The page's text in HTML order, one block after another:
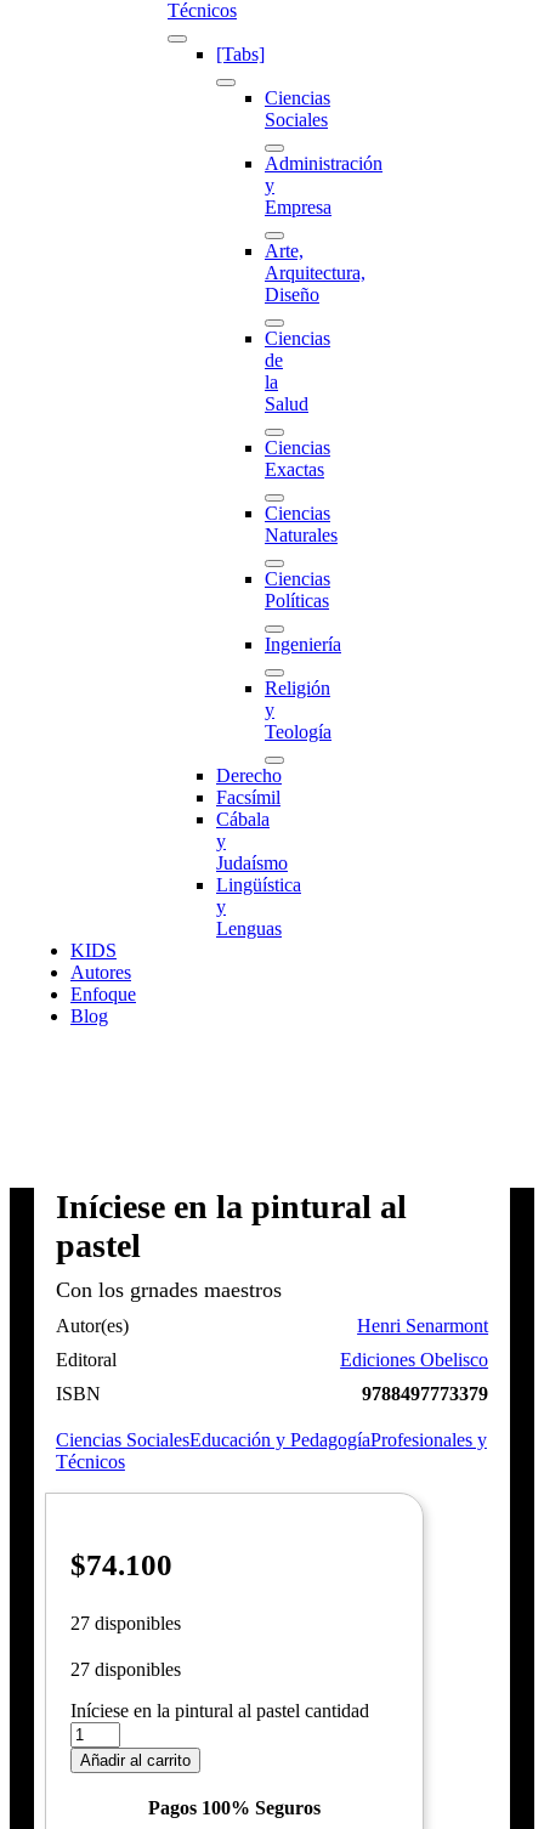
Técnicos
[Tabs]
Ciencias
Sociales
Administración
y
Empresa
Arte,
Arquitectura,
Diseño
Ciencias
de
la
Salud
Ciencias
Exactas
Ciencias
Naturales
Ciencias
Políticas
Ingeniería
Religión
y
Teología
Derecho
Facsímil
Cábala
y
Judaísmo
Lingüística
y
Lenguas
KIDS
Autores
Enfoque
Blog
Iníciese en la pintural al
pastel
Con los grnades maestros
Autor(es)
Henri Senarmont
Editoral
Ediciones Obelisco
ISBN
9788497773379
Ciencias SocialesEducación y PedagogíaProfesionales y
Técnicos
$74.100
27 disponibles
27 disponibles
Iníciese en la pintural al pastel cantidad
Añadir al carrito
Pagos 100% Seguros